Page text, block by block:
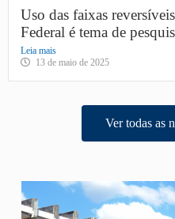
Uso das faixas
Federal é tema de
Leia mais
13 de maio de 2025
Ver todas as